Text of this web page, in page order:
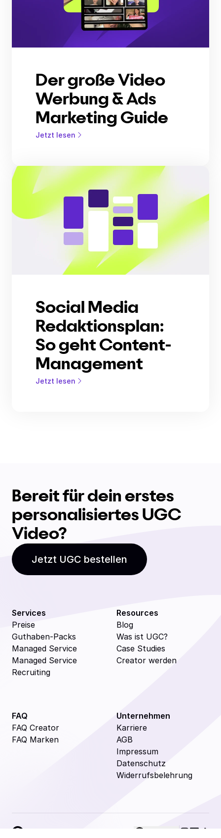
Der große Video
Werbung & Ads
Marketing Guide
Jetzt lesen
Social Media
Redaktionsplan:
So geht Content-
Management
Jetzt lesen
Bereit für dein erstes
personalisiertes UGC
Video?
Jetzt UGC bestellen
Services
Preise
Guthaben-Packs
Managed Service
Managed Service
Recruiting
Resources
Blog
Was ist UGC?
Case Studies
Creator werden
FAQ
FAQ Creator
FAQ Marken
Unternehmen
Karriere
AGB
Impressum
Datenschutz
Widerrufsbelehrung